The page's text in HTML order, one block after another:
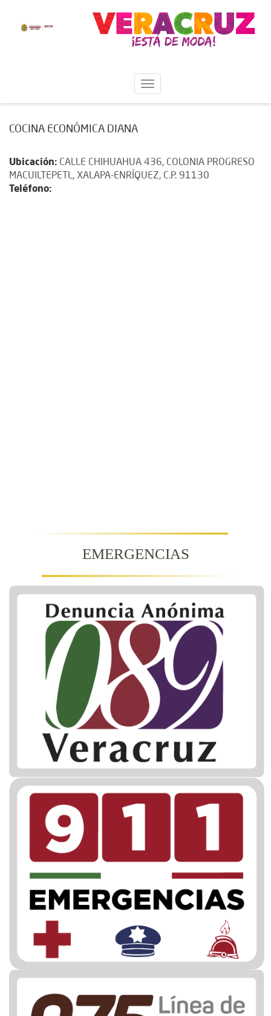
COCINA ECONÓMICA DIANA
Ubicación: CALLE CHIHUAHUA 436, COLONIA PROGRESO
MACUILTEPETL, XALAPA-ENRÍQUEZ, C.P. 91130
Teléfono:
EMERGENCIAS